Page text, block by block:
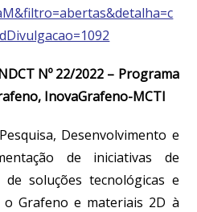
Nº 22/2022 – Programa
InovaGrafeno-MCTI
Desenvolvimento e
de iniciativas de
de soluções tecnológicas e
Grafeno e materiais 2D à